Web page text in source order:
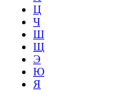
Ц
Ч
Ш
Щ
Э
Ю
Я